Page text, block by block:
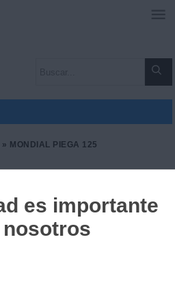
» MONDIAL PIEGA 125
Ref. 9165314046031
3949,00 €IVA incl.